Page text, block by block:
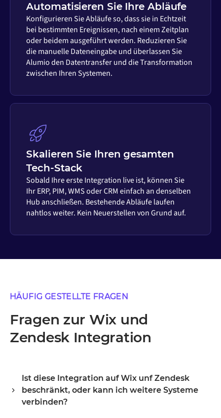
Automatisieren Sie Ihre Abläufe
Konfigurieren Sie Abläufe so, dass sie in Echtzeit
bei bestimmten Ereignissen, nach einem Zeitplan
oder beidem ausgeführt werden. Reduzieren Sie
die manuelle Dateneingabe und überlassen Sie
Alumio den Datentransfer und die Transformation
zwischen Ihren Systemen.
Skalieren Sie Ihren gesamten
Tech-Stack
Sobald Ihre erste Integration live ist, können Sie
Ihr ERP, PIM, WMS oder CRM einfach an denselben
Hub anschließen. Bestehende Abläufe laufen
nahtlos weiter. Kein Neuerstellen von Grund auf.
HÄUFIG GESTELLTE FRAGEN
Fragen zur Wix und
Zendesk Integration
Ist diese Integration auf Wix unf Zendesk
beschränkt, oder kann ich weitere Systeme
verbinden?